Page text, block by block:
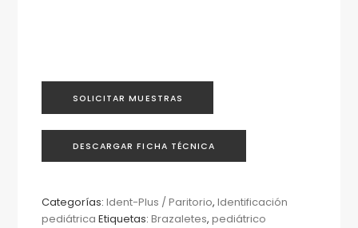
SOLICITAR MUESTRAS
DESCARGAR FICHA TÉCNICA
Categorías:Ident-Plus / Paritorio,Identificación
pediátrica Etiquetas:Brazaletes,pediátrico